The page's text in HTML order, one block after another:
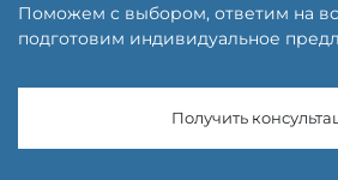
Поможем с выбором, ответим на
подготовим индивидуальное
Получить